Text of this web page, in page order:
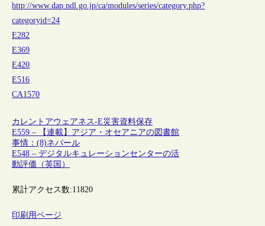
http://www.dap.ndl.go.jp/ca/modules/series/category.php?
categoryid=24
E282
E369
E420
E516
CA1570
カレントアウェアネス-E災害資料保存
E559 – 【連載】アジア・オセアニアの図書館
事情：(8)ネパール
E548 – デジタルキュレーションセンターの活
動評価（英国）
累計アクセス数:11820
印刷用ページ